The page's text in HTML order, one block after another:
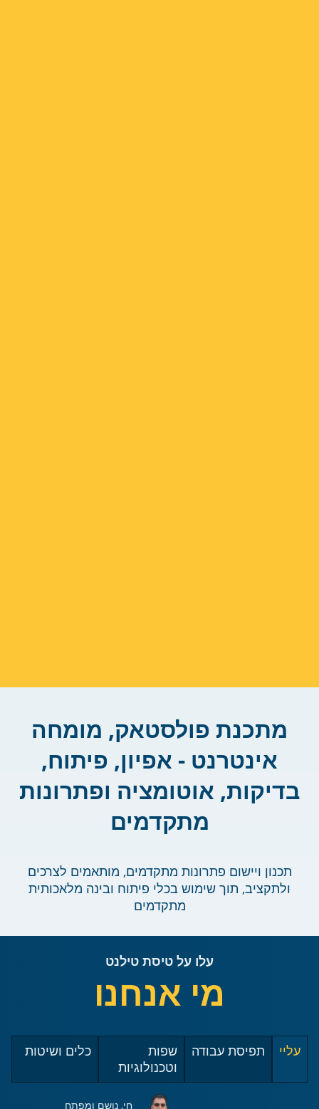
מתכנת פולסטאק, מומחה
אינטרנט - אפיון, פיתוח,
בדיקות, אוטומציה ופתרונות
מתקדמים
תכנון ויישום פתרונות מתקדמים, מותאמים לצרכים
ולתקציב, תוך שימוש בכלי פיתוח ובינה מלאכותית
מתקדמים
עלו על טיסת טילנט
מי אנחנו
כלים ושיטות
שפות
וטכנולוגיות
תפיסת עבודה עליי
חי, נושם ומפתח